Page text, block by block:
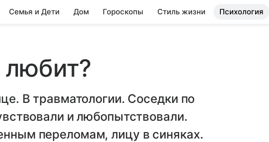
Семья и Дети Дом Гороскопы Стиль жизни Психология
любит?
В травматологии. Соседки по
и любопытствовали.
переломам, лицу в синяках.